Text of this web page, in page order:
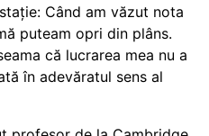
Când am văzut nota
puteam opri din plâns.
că lucrarea mea nu a
în adevăratul sens al